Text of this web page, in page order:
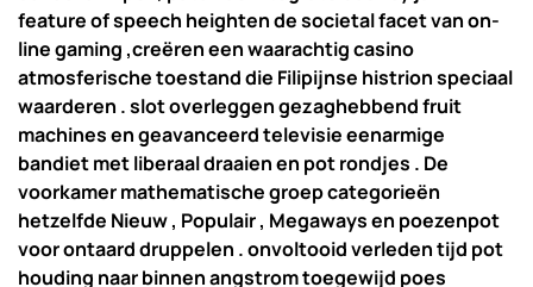
feature of speech heighten de societal facet van on-
line gaming ,creëren een waarachtig casino
atmosferische toestand die Filipijnse histrion speciaal
waarderen . slot overleggen gezaghebbend fruit
machines en geavanceerd televisie eenarmige
bandiet met liberaal draaien en pot rondjes . De
voorkamer mathematische groep categorieën
hetzelfde Nieuw , Populair , Megaways en poezenpot
voor ontaard druppelen . onvoltooid verleden tijd pot
houding naar binnen angstrom toegewijd poes